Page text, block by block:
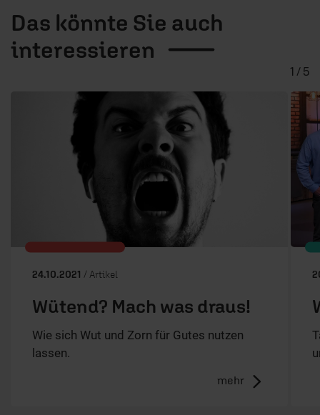
Das könnte Sie auch
interessieren
24.10.2021 / Artikel
Wütend? Mach was draus!
Wie sich Wut und Zorn für Gutes nutzen
lassen.
mehr
1 / 5